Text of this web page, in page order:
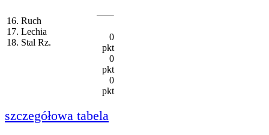
16. Ruch
17. Lechia
18. Stal Rz.
0
pkt
0
pkt
0
pkt
szczegółowa tabela